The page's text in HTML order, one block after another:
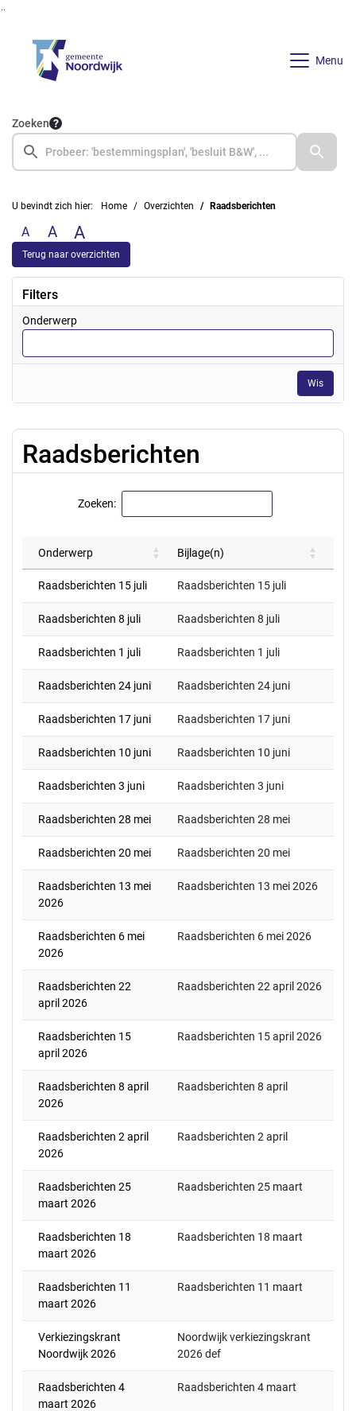
Menu
Zoeken
U bevindt zich hier: Home Overzichten Raadsberichten
A A A
Terug naar overzichten
Filters
Onderwerp
Wis
Raadsberichten
Zoeken:
Onderwerp Bijlage(n)
Raadsberichten 15 juli Raadsberichten 15 juli
Raadsberichten 8 juli Raadsberichten 8 juli
Raadsberichten 1 juli Raadsberichten 1 juli
Raadsberichten 24 juni Raadsberichten 24 juni
Raadsberichten 17 juni Raadsberichten 17 juni
Raadsberichten 10 juni Raadsberichten 10 juni
Raadsberichten 3 juni Raadsberichten 3 juni
Raadsberichten 28 mei Raadsberichten 28 mei
Raadsberichten 20 mei Raadsberichten 20 mei
Raadsberichten 13 mei
2026
Raadsberichten 13 mei 2026
Raadsberichten 6 mei
2026
Raadsberichten 6 mei 2026
Raadsberichten 22
april 2026
Raadsberichten 22 april 2026
Raadsberichten 15
april 2026
Raadsberichten 15 april 2026
Raadsberichten 8 april
2026
Raadsberichten 8 april
Raadsberichten 2 april
2026
Raadsberichten 2 april
Raadsberichten 25
maart 2026
Raadsberichten 25 maart
Raadsberichten 18
maart 2026
Raadsberichten 18 maart
Raadsberichten 11
maart 2026
Raadsberichten 11 maart
Verkiezingskrant
Noordwijk 2026
Noordwijk verkiezingskrant
2026 def
Raadsberichten 4
maart 2026
Raadsberichten 4 maart